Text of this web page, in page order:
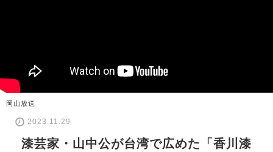
岡山放送
2023.11.29
漆芸家・山中公が台湾で広めた「香川漆